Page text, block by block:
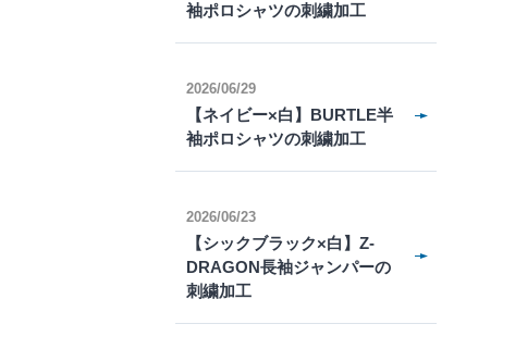
袖ポロシャツの刺繍加工
2026/06/29
【ネイビー×白】BURTLE半
袖ポロシャツの刺繍加工
2026/06/23
【シックブラック×白】Z-
DRAGON長袖ジャンパーの
刺繍加工